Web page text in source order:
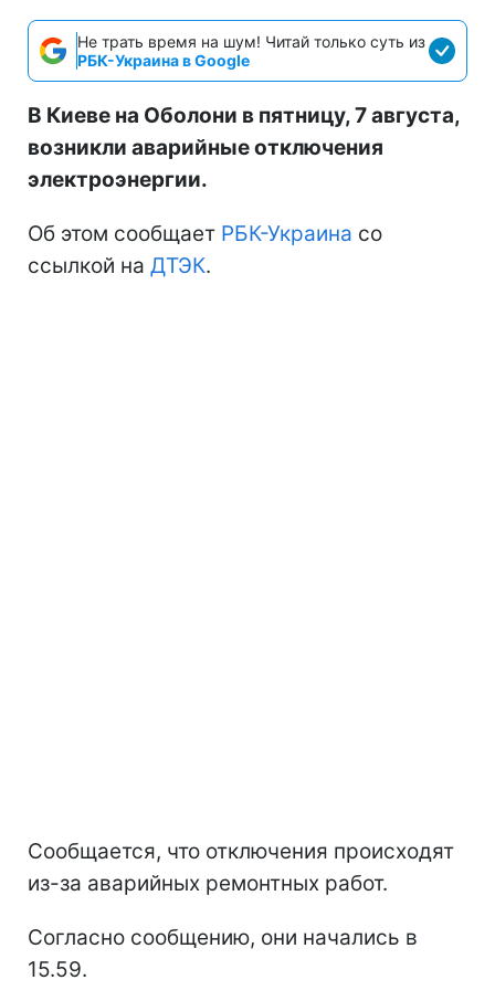
Не трать время на шум! Читай только суть из
РБК-Украина в Google
В Киеве на Оболони в пятницу, 7 августа,
возникли аварийные отключения
электроэнергии.
Об этом сообщает РБК-Украина со
ссылкой на ДТЭК.
Сообщается, что отключения происходят
из-за аварийных ремонтных работ.
Согласно сообщению, они начались в
15.59.